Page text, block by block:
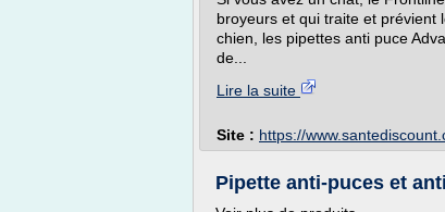
broyeurs et qui traite et prévient
chien, les pipettes anti puce
de...
Lire la suite
Site : https://
Pipette anti-puces et